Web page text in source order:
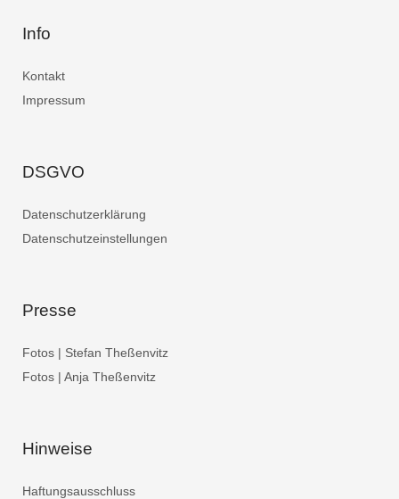
Info
Kontakt
Impressum
DSGVO
Datenschutzerklärung
Datenschutzeinstellungen
Presse
Fotos | Stefan Theßenvitz
Fotos | Anja Theßenvitz
Hinweise
Haftungsausschluss